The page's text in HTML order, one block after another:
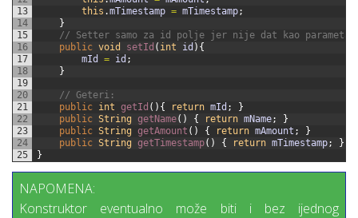
13
14
15
16
17
18
19
20
21
22
23
24
25
this .mTimestamp = mTimestamp;
}
// Setter samo za id polje jer nije dat kao parametar
public void setId ( int id ) {
mId
= id ;
}
// Geteri:
public int getId ( ) { return mId ;
}
public String getName( ) { return mName;
}
public String getAmount ( ) { return mAmount ;
}
public String getTimestamp( ) { return mTimestamp;
}
}
NAPOMENA:
Konstruktor eventualno može biti i bez ijednog